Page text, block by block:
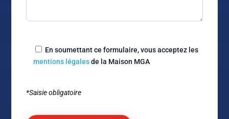
En soumettant ce formulaire, vous acceptez les
mentions légalesde la Maison MGA
*Saisie obligatoire